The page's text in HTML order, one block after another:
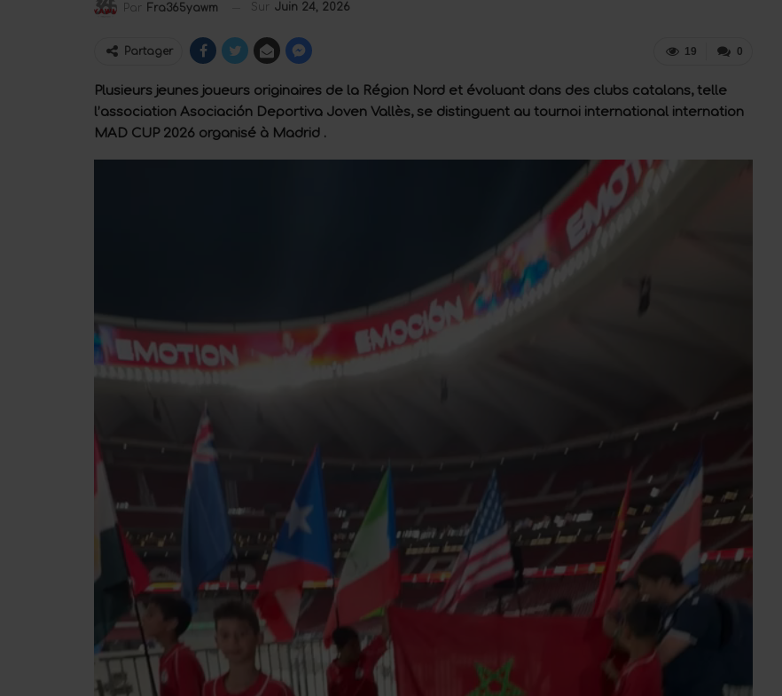
Par Fra365yawm Sur Juin 24, 2026
0
19
Partager
Plusieurs jeunes joueurs originaires de la Région Nord et évoluant dans des clubs catalans, telle
l’association Asociación Deportiva Joven Vallès, se distinguent au tournoi international internation
MAD CUP 2026 organisé à Madrid .